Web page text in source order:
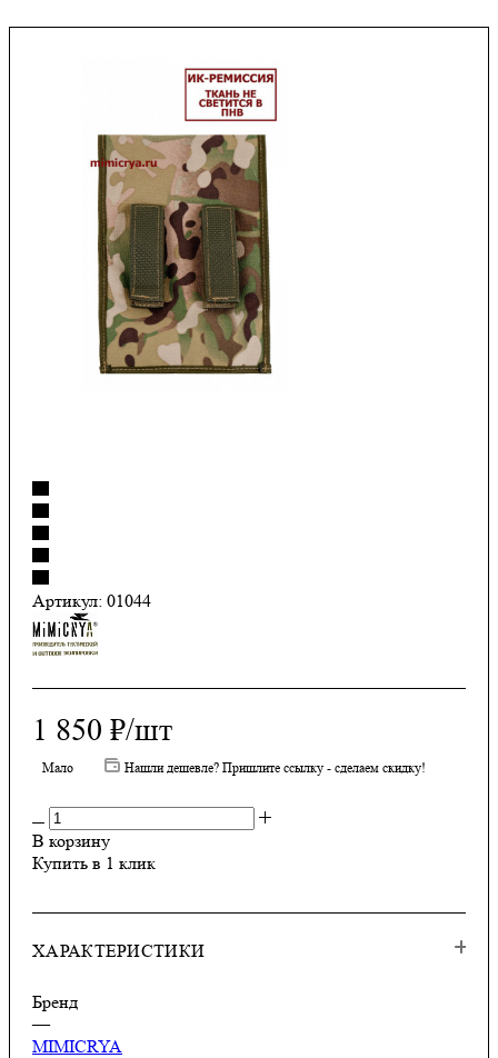
Артикул: 01044
1 850 ₽/шт
Мало Нашли дешевле? Пришлите ссылку - сделаем скидку!
В корзину
Купить в 1 клик
ХАРАКТЕРИСТИКИ
Бренд
—
MIMICRYA